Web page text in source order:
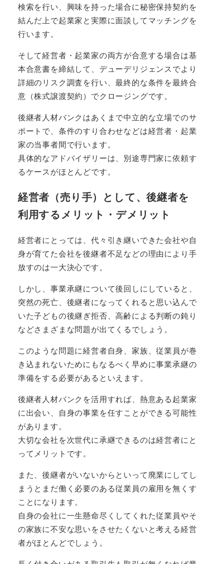
検索を行い、興味を持った場合に秘密保持契約を
結んだ上で起業家と実際に面談してマッチングを
行います。
そして経営者・起業家の両方が合意する場合は基
本合意書を締結して、デューデリジェンスでより
詳細のリスク調査を行い、最終的な条件を最終合
意（株式譲渡契約）でクロージングです。
後継者人材バンクはあくまで中立的な立場でのサ
ポート で、条件のすり合わせなどは経営者・起業
家の当事者間で行います。
具体的なアドバイザリーは、別途専門家に依頼す
るケースがほとんどです。
経営者（売り手）として、後継者を
利用するメリット・デメリット
経営者にとっては、代々引き継いできた会社や自
身が育てた会社を後継者不足などの理由により手
放すのは一大決心です。
しかし、事業承継について後回しにしていると、
突然の死亡、後継者になってくれると思い込んで
いた子どもの後継ぎ拒否、高齢による判断の鈍り
などさまざまな問題が出てくるでしょう。
このような問題に経営者自身、家族、従業員が巻
き込まれないためにもなるべく早めに事業承継の
準備をする必要があるといえます。
後継者人材バンクを活用すれば、熱意ある起業家
に出会い、自身の事業を任すことができる可能性
があります。
大切な会社を次世代に承継できるのは経営者にと
ってメリットです。
また、後継者がいないからといって廃業にしてし
まうとまだ働く必要のある従業員の雇用を無くす
ことになります。
自身の会社に一生懸命尽くしてくれた従業員やそ
の家族に不安な思いをさせたくないと考える経営
者がほとんどでしょう。